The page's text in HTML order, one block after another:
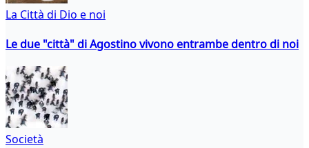
La Città di Dio e noi
Le due "città" di Agostino vivono entrambe dentro di noi
Società